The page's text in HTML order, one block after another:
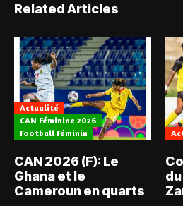
Related Articles
Actualité
CAN Féminine 2026
Football Féminin
CAN 2026 (F): Le
Ghana et le
Cameroun en quarts